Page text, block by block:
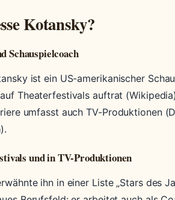
Kotansky?
Schauspielcoach
ist ein US-amerikanischer
Theaterfestivals auftrat
umfasst auch TV-Produktionen
und in TV-Produktionen
ihn in einer Liste „Stars des